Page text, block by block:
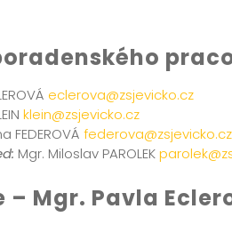
eclerova@zsjevicko.cz
klein@zsjevicko.cz
FEDEROVÁ federova@zsjevicko.cz
Mgr. Miloslav PAROLEK
Mgr. Pavla